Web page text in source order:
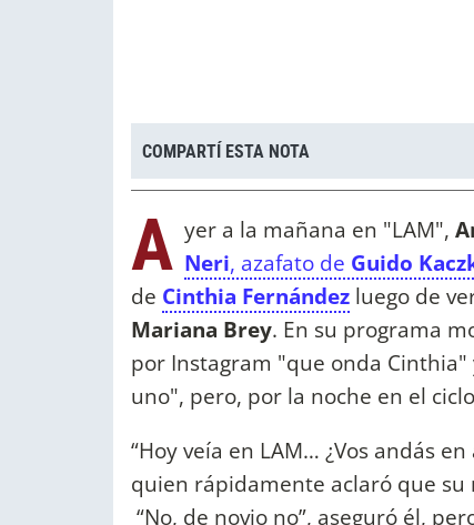
COMPARTÍ ESTA NOTA
A yer a la mañana en "LAM",
Neri, azafato de Guido
de Cinthia Fernández luego de
Mariana Brey. En su programa
por Instagram "que onda
uno", pero, por la noche en el
“Hoy veía en LAM… ¿Vos andás
quien rápidamente aclaró que su
“No, de novio no”, aseguró él,